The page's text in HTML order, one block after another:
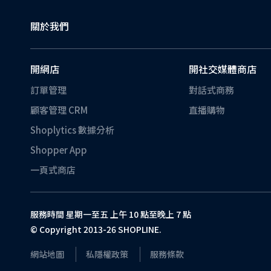
關於我們
開網店
訂單管理
顧客管理 CRM
Shoplytics 數據分析
Shopper App
一頁式商店
開社交媒體商店
對話式商務
直播購物
服務時間 星期一至五 上午 10 點至晚上 7 點
© Copyright 2013-26 SHOPLINE.
網站地圖 私隱權政策 服務條款